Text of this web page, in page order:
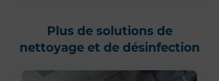
Plus de solutions de
nettoyage et de désinfection